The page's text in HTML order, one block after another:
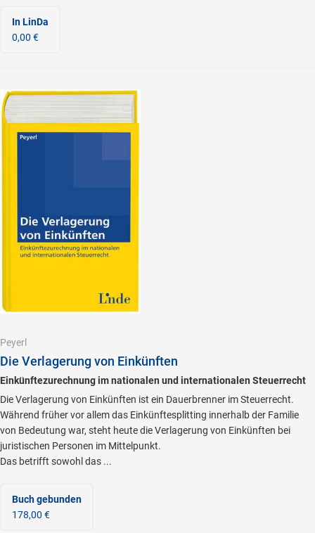
In LinDa
0,00 €
Peyerl
Die Verlagerung von Einkünften
Einkünftezurechnung im nationalen und internationalen Steuerrecht
Die Verlagerung von Einkünften ist ein Dauerbrenner im Steuerrecht.
Während früher vor allem das Einkünftesplitting innerhalb der Familie
von Bedeutung war, steht heute die Verlagerung von Einkünften bei
juristischen Personen im Mittelpunkt.
Das betrifft sowohl das ...
Buch gebunden
178,00 €